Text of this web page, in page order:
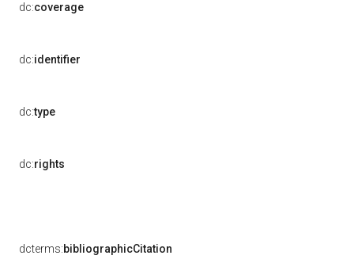
dc:coverage
dc:identifier
dc:type
dc:rights
dcterms:bibliographicCitation